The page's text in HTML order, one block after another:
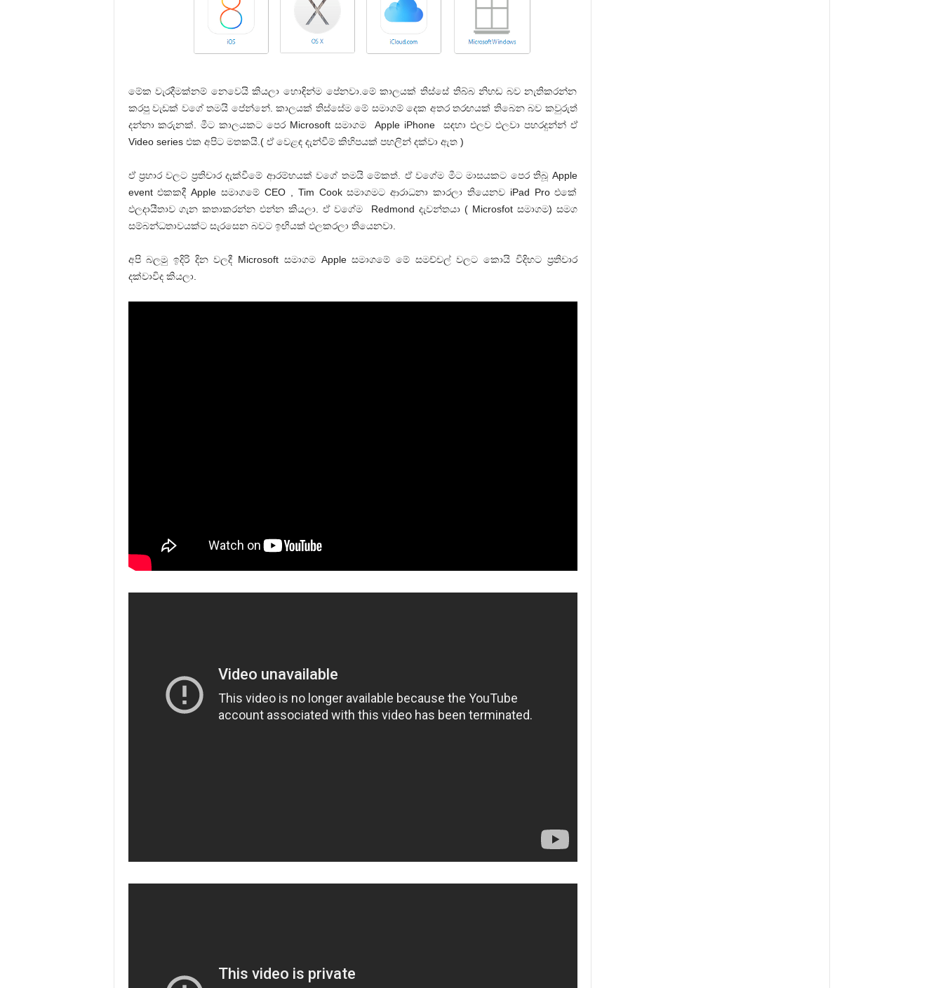
මේක වැරදීමක්නම් නෙවෙයි කියලා හොඳින්ම පේනවා.මේ කාලයක් තිස්සේ තිබ්බ නිහඬ බව නැතිකරන්න
කරපු වැඩක් වගේ තමයි පේන්නේ. කාලයක් තිස්සේම මේ සමාගම් දෙක අතර තරඟයක් තිබෙන බව කවුරුත්
දන්නා කරුනක්. මීට කාලයකට පෙර Microsoft සමාගම Apple iPhone සඳහා එලව එලවා පහරදුන්න් ඒ
Video series එක අපිට මතකයි.( ඒ වෙළඳ දැන්වීම් කිහිපයක් පහලින් දක්වා ඇත )
ඒ ප්‍රහාර වලට ප්‍රතිචාර දැක්වීමේ ආරම්භයක් වගේ තමයි මේකත්. ඒ වගේම මීට මාසයකට පෙර තිබූ Apple
event එකකදී Apple සමාගමේ CEO , Tim Cook සමාගමට ආරාධනා කාරලා තියෙනව iPad Pro එකේ
ඵලදායීතාව ගැන කතාකරන්න එන්න කියලා. ඒ වගේම Redmond දැවන්තයා ( Microsfot සමාගම) සමග
සම්බන්ධතාවයක්ට සැරසෙන බවට ඉඟියක් ඵලකරලා තියෙනවා.
අපි බලමු ඉදිරි දින වලදී Microsoft සමාගම Apple සමාගමේ මේ සමච්චල් වලට කොයි විදිහට ප්‍රතිචාර
දක්වාවිද කියලා.